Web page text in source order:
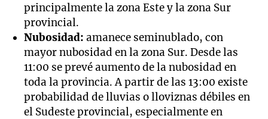
principalmente la zona Este y la zona Sur
provincial.
Nubosidad:amanece seminublado, con
mayor nubosidad en la zona Sur. Desde las
11:00 se prevé aumento de la nubosidad en
toda la provincia. A partir de las 13:00 existe
probabilidad de lluvias o lloviznas débiles en
el Sudeste provincial, especialmente en